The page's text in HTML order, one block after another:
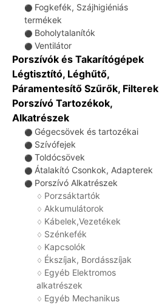
⚫ Fogkefék, Szájhigiéniás
termékek
⚫ Boholytalanítók
⚫ Ventilátor
Porszívók és Takarítógépek
Légtisztító, Léghűtő,
Páramentesítő Szűrők, Filterek
Porszívó Tartozékok,
Alkatrészek
⚫ Gégecsövek és tartozékai
⚫ Szívófejek
⚫ Toldócsövek
⚫ Átalakító Csonkok, Adapterek
⚫ Porszívó Alkatrészek
♢ Porzsáktartók
♢ Akkumulátorok
♢ Kábelek,Vezetékek
♢ Szénkefék
♢ Kapcsolók
♢ Ékszíjak, Bordásszíjak
♢ Egyéb Elektromos
alkatrészek
♢ Egyéb Mechanikus